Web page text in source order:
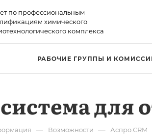
по профессиональным
химического
комплекса
РАБОЧИЕ ГРУППЫ И
для
— Возможности — Аспро.CRM